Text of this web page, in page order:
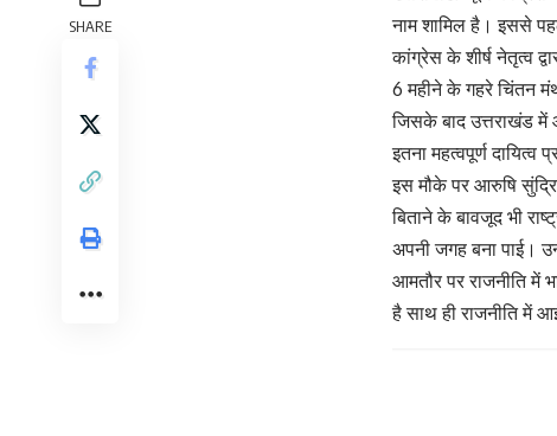
SHARE
नाम शामिल है। इससे
कांग्रेस के शीर्ष नेतृत्व
6 महीने के गहरे चिंतन
जिसके बाद उत्तराखंड में
इतना महत्वपूर्ण
इस मौके पर आरुषि
बिताने के बावजूद भी
अपनी जगह बना पाई।
आमतौर पर राजनीति में
है साथ ही राजनीति में